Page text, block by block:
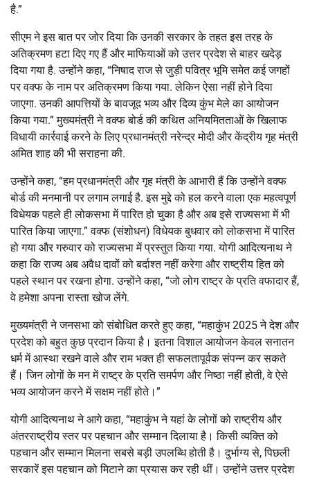
है.”
सीएम ने इस बात पर जोर दिया कि उनकी सरकार के तहत इस तरह के
अतिक्रमण हटा दिए गए हैं और माफियाओं को उत्तर प्रदेश से बाहर खदेड़
दिया गया है. उन्होंने कहा, “निषाद राज से जुड़ी पवित्र भूमि समेत कई जगहों
पर वक्फ के नाम पर अतिक्रमण किया गया. लेकिन ऐसा नहीं होने दिया
जाएगा. उनकी आपत्तियों के बावजूद भव्य और दिव्य कुंभ मेले का आयोजन
किया गया.” मुख्यमंत्री ने वक्फ बोर्ड की कथित अनियमितताओं के खिलाफ
विधायी कार्रवाई करने के लिए प्रधानमंत्री नरेन्द्र मोदी और केंद्रीय गृह मंत्री
अमित शाह की भी सराहना की.
उन्होंने कहा, “हम प्रधानमंत्री और गृह मंत्री के आभारी हैं कि उन्होंने वक्फ
बोर्ड की मनमानी पर लगाम लगाई है. इस मुद्दे को हल करने वाला एक महत्वपूर्ण
विधेयक पहले ही लोकसभा में पारित हो चुका है और अब इसे राज्यसभा में भी
पारित किया जाएगा.” वक्फ (संशोधन) विधेयक बुधवार को लोकसभा में पारित
हो गया और गरुवार को राज्यसभा में प्रस्तुत किया गया. योगी आदित्यनाथ ने
कहा कि राज्य अब अवैध दावों को बर्दाश्त नहीं करेगा और राष्ट्रीय हित को
पहले स्थान पर रखना होगा. उन्होंने कहा, “जो लोग राष्ट्र के प्रति वफादार हैं,
वे हमेशा अपना रास्ता खोज लेंगे.
मुख्यमंत्री ने जनसभा को संबोधित करते हुए कहा, “महाकुंभ 2025 ने देश और
प्रदेश को बहुत कुछ प्रदान किया है। इतना विशाल आयोजन केवल सनातन
धर्म में आस्था रखने वाले और राम भक्त ही सफलतापूर्वक संपन्न कर सकते
हैं। जिन लोगों के मन में राष्ट्र के प्रति समर्पण और निष्ठा नहीं होती, वे ऐसे
भव्य आयोजन करने में सक्षम नहीं होते।”
योगी आदित्यनाथ ने आगे कहा, “महाकुंभ ने यहां के लोगों को राष्ट्रीय और
अंतरराष्ट्रीय स्तर पर पहचान और सम्मान दिलाया है। किसी व्यक्ति को
पहचान और सम्मान मिलना सबसे बड़ी उपलब्धि होती है। दुर्भाग्य से, पिछली
सरकारें इस पहचान को मिटाने का प्रयास कर रही थीं। उन्होंने उत्तर प्रदेश